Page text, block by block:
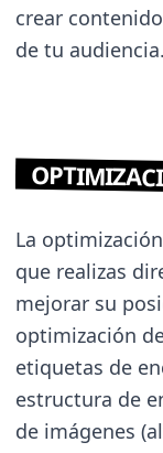
crear
de tu audiencia.
La
que realizas
mejorar su
optimización
etiquetas de
estructura de
de imágenes